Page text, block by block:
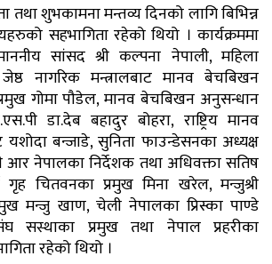
तथा शुभकामना मन्तव्य दिनको लागि बिभिन्न
सहभागिता रहेको थियो । कार्यक्रममा
सांसद श्री कल्पना नेपाली, महिला
नागरिक मन्त्रालबाट मानव बेचबिखन
गोमा पौडेल, मानव बेचबिखन अनुसन्धान
डा.देब बहादुर बोहरा, राष्ट्रिय मानव
बन्जाडे, सुनिता फाउन्डेसनका अध्यक्ष
आर नेपालका निर्देशक तथा अधिवक्ता सतिष
गृह चितवनका प्रमुख मिना खरेल, मन्जुश्री
मन्जु खाण, चेली नेपालका प्रिस्का पाण्डे
सस्थाका प्रमुख तथा नेपाल प्रहरीका
रहेको थियो ।